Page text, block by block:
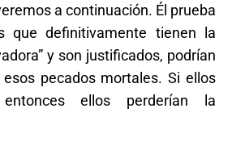
a continuación. Él prueba
que definitivamente tienen la
y son justificados, podrían
pecados mortales. Si ellos
ellos perderían la